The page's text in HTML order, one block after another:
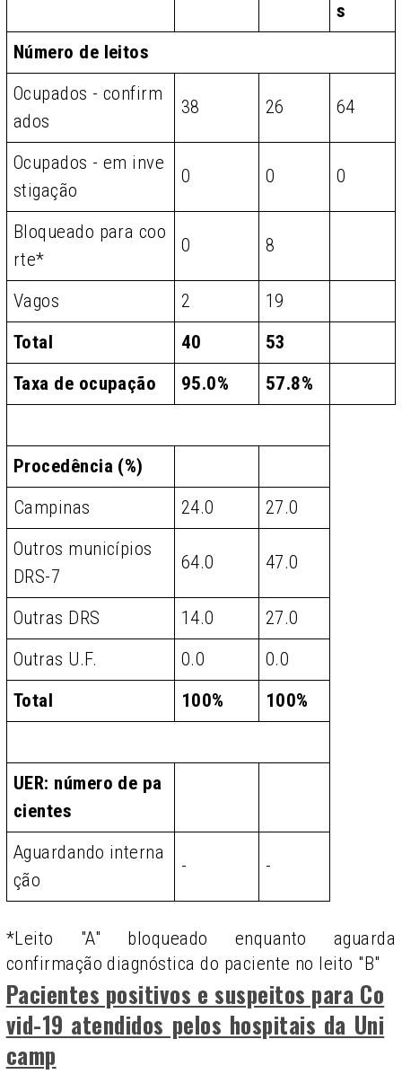
s
Número de leitos
Ocupados - confirm
ados
38 26 64
Ocupados - em inve
stigação
0 0 0
Bloqueado para coo
rte*
0 8
Vagos 2
19
Total
40
53
Taxa de ocupação
95.0% 57.8%
Procedência (%)
Campinas
24.0
27.0
Outros municípios
DRS-7
64.0 47.0
Outras DRS 14.0
27.0
Outras U.F.
0.0
0.0
Total
100% 100%
UER: número de pa
cientes
Aguardando interna
ção
- -
*Leito "A" bloqueado enquanto aguarda
confirmação diagnóstica do paciente no leito "B"
Pacientes positivos e suspeitos para Co
vid-19 atendidos pelos hospitais da Uni
camp